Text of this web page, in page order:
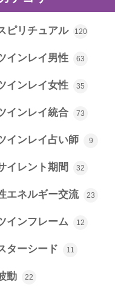
ピリチュアル 120
インレイ男性 63
インレイ女性 35
インレイ統合 73
インレイ占い師 9
イレント期間 32
エネルギー交流 23
インフレーム 12
ターシード 11
動 22